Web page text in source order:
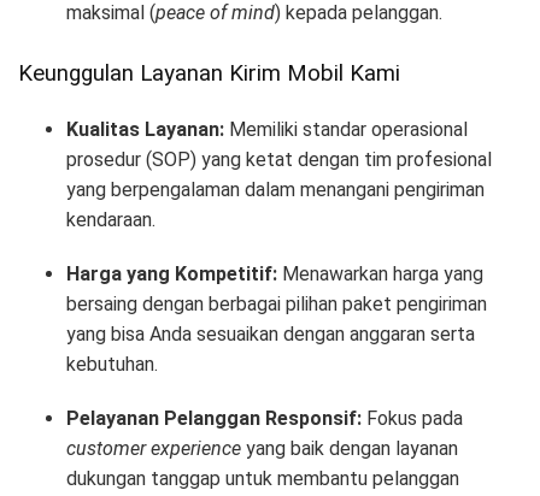
maksimal (peace of mind) kepada pelanggan.
Keunggulan Layanan Kirim Mobil Kami
Kualitas Layanan: Memiliki standar operasional
prosedur (SOP) yang ketat dengan tim profesional
yang berpengalaman dalam menangani pengiriman
kendaraan.
Harga yang Kompetitif: Menawarkan harga yang
bersaing dengan berbagai pilihan paket pengiriman
yang bisa Anda sesuaikan dengan anggaran serta
kebutuhan.
Pelayanan Pelanggan Responsif: Fokus pada
customer experience yang baik dengan layanan
dukungan tanggap untuk membantu pelanggan